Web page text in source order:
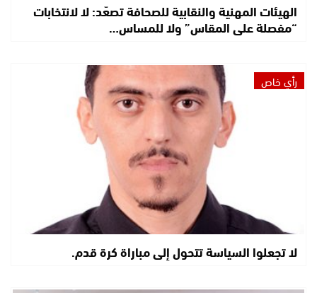
الهيئات المهنية والنقابية للصحافة تصعّد: لا لانتخابات
“مفصلة على المقاس” ولا للمساس…
رأي خاص
لا تجعلوا السياسة تتحول إلى مباراة كرة قدم.